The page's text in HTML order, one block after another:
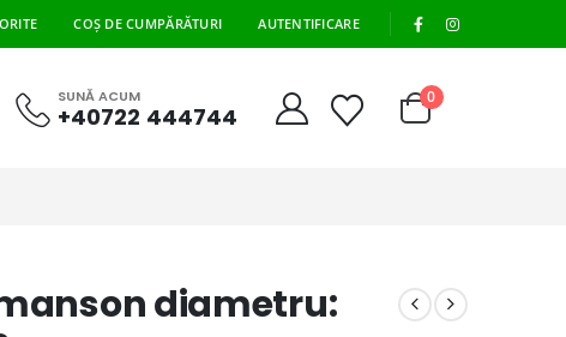
COȘ DE CUMPĂRĂTURI AUTENTIFICARE
SUNĂ ACUM
+40722 444744
0
diametru: